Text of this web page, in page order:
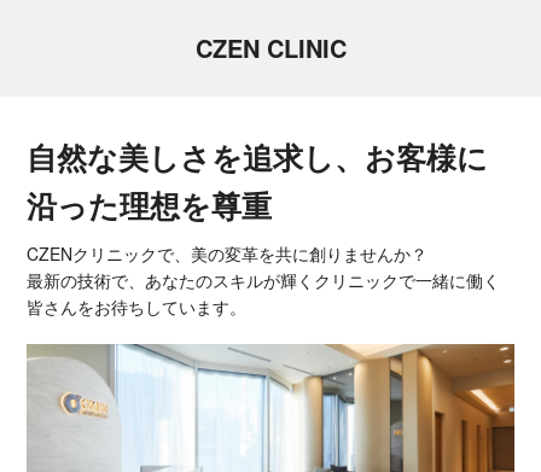
CZEN CLINIC
自然な美しさを追求し、お客様に
沿った理想を尊重
CZENクリニックで、美の変革を共に創りませんか？
最新の技術で、あなたのスキルが輝くクリニックで一緒に働く
皆さんをお待ちしています。